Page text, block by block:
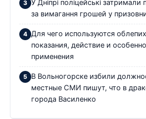
У Дніпрі поліцейські затримали
за вимагання грошей у
Для чего используются
показания, действие и
применения
В Вольногорске избили
местные СМИ пишут, что в
города Василенко